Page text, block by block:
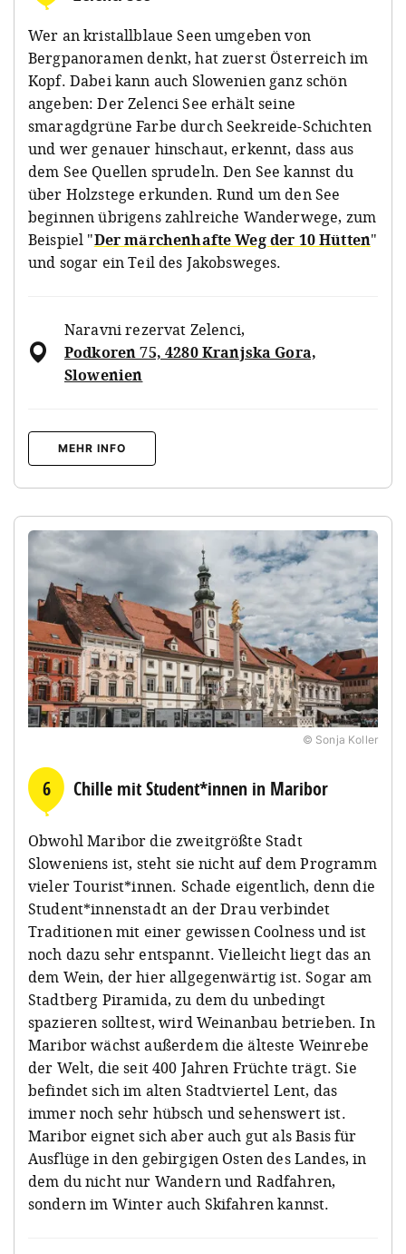
Wer an kristallblaue Seen umgeben von
Bergpanoramen denkt, hat zuerst Österreich im
Kopf. Dabei kann auch Slowenien ganz schön
angeben: Der Zelenci See erhält seine
smaragdgrüne Farbe durch Seekreide-Schichten
und wer genauer hinschaut, erkennt, dass aus
dem See Quellen sprudeln. Den See kannst du
über Holzstege erkunden. Rund um den See
beginnen übrigens zahlreiche Wanderwege, zum
Beispiel "Der märchenhafte Weg der 10 Hütten"
und sogar ein Teil des Jakobsweges.
Naravni rezervat Zelenci,
Podkoren 75, 4280 Kranjska Gora,
Slowenien
MEHR INFO
© Sonja Koller
6 Chille mit Student*innen in Maribor
Obwohl Maribor die zweitgrößte Stadt
Sloweniens ist, steht sie nicht auf dem Programm
vieler Tourist*innen. Schade eigentlich, denn die
Student*innenstadt an der Drau verbindet
Traditionen mit einer gewissen Coolness und ist
noch dazu sehr entspannt. Vielleicht liegt das an
dem Wein, der hier allgegenwärtig ist. Sogar am
Stadtberg Piramida, zu dem du unbedingt
spazieren solltest, wird Weinanbau betrieben. In
Maribor wächst außerdem die älteste Weinrebe
der Welt, die seit 400 Jahren Früchte trägt. Sie
befindet sich im alten Stadtviertel Lent, das
immer noch sehr hübsch und sehenswert ist.
Maribor eignet sich aber auch gut als Basis für
Ausflüge in den gebirgigen Osten des Landes, in
dem du nicht nur Wandern und Radfahren,
sondern im Winter auch Skifahren kannst.